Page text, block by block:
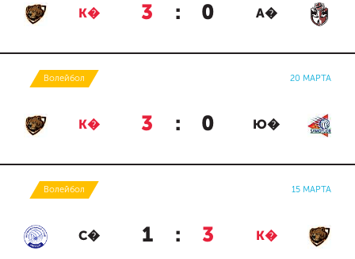
К� 3 : 0 А�
Волейбол 20 МАРТА
К� 3 : 0 Ю�
Волейбол 15 МАРТА
С� 1 : 3 К�